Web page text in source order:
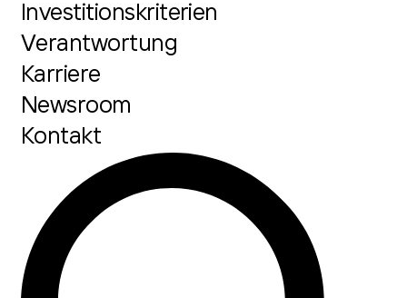
Investitionskriterien
Verantwortung
Karriere
Newsroom
Kontakt